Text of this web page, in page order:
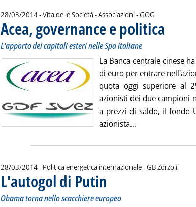
28/03/2014- Vita delle Società - Associazioni -di:
GOG
Acea, governance e politica
L'apporto dei capitali esteri nelle Spa italiane
La Banca centrale cinese
di euro per entrare
quota oggi superiore al
azionisti dei due campioni
a prezzi di saldo, il fondo
azionista... Leggi tutta la
28/03/2014- Politica energetica internazionale -di:
GB Zorzoli
L'autogol di Putin
Obama torna nello scacchiere europeo